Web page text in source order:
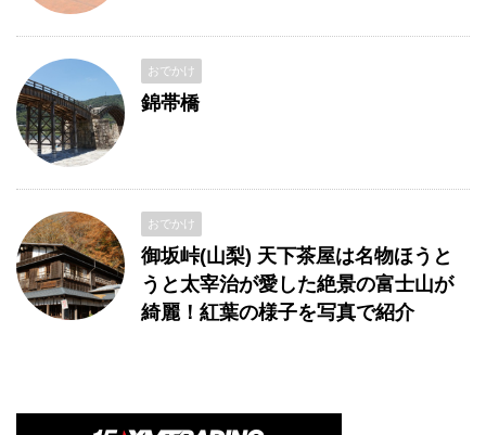
おでかけ
錦帯橋
おでかけ
御坂峠(山梨) 天下茶屋は名物ほうと
うと太宰治が愛した絶景の富士山が
綺麗！紅葉の様子を写真で紹介